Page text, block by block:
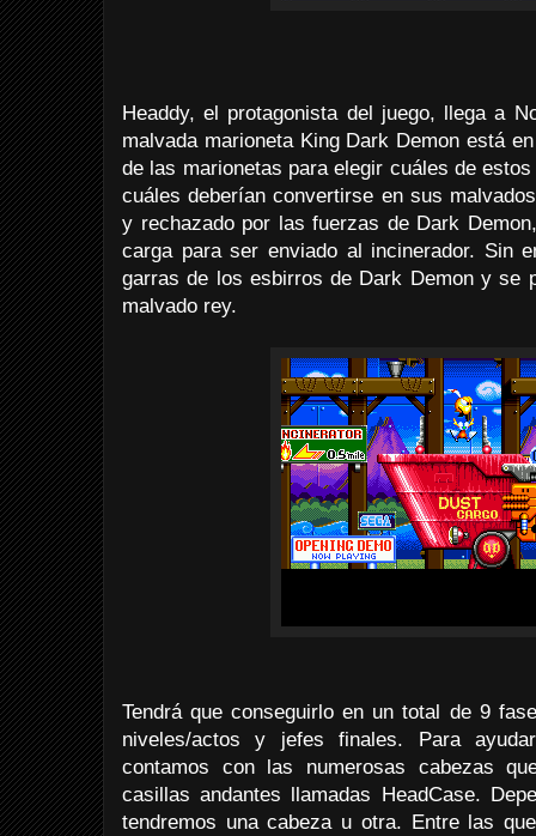
Headdy, el protagonista del juego, llega a
malvada marioneta King Dark Demon está
de las marionetas para elegir cuáles de
cuáles deberían convertirse en sus
y rechazado por las fuerzas de Dark
carga para ser enviado al incinerador. Sin
garras de los esbirros de Dark Demon y se
malvado rey.
Tendrá que conseguirlo en un total de 9
niveles/actos y jefes finales. Para
contamos con las numerosas cabezas
casillas andantes llamadas HeadCase.
tendremos una cabeza u otra. Entre las